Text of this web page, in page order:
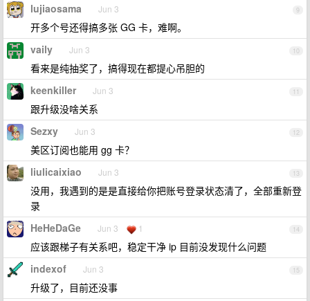
9
lujiaosama Jun 3
开多个号还得搞多张 GG 卡，难啊。
10
vaily Jun 3
看来是纯抽奖了，搞得现在都提心吊胆的
11
keenkiller Jun 3
跟升级没啥关系
12
Sezxy Jun 3
美区订阅也能用 gg 卡？
13
liulicaixiao Jun 3
没用，我遇到的是是直接给你把账号登录状态清了，全部重新登
录
14
HeHeDaGe Jun 3 1
应该跟梯子有关系吧，稳定干净 ip 目前没发现什么问题
15
indexof Jun 3
升级了，目前还没事